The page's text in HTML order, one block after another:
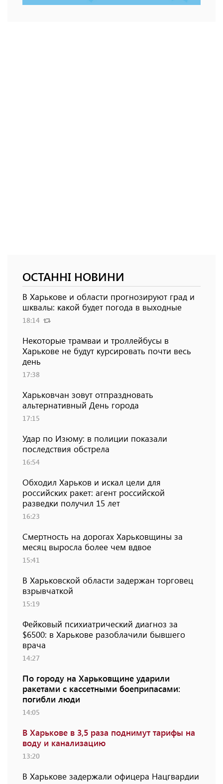
ОСТАННІ НОВИНИ
В Харькове и области прогнозируют град и
шквалы: какой будет погода в выходные
18:14
Некоторые трамваи и троллейбусы в
Харькове не будут курсировать почти весь
день
17:38
Харьковчан зовут отпраздновать
альтернативный День города
17:15
Удар по Изюму: в полиции показали
последствия обстрела
16:54
Обходил Харьков и искал цели для
российских ракет: агент российской
разведки получил 15 лет
16:23
Смертность на дорогах Харьковщины за
месяц выросла более чем вдвое
15:41
В Харьковской области задержан торговец
взрывчаткой
15:19
Фейковый психиатрический диагноз за
$6500: в Харькове разоблачили бывшего
врача
14:27
По городу на Харьковщине ударили
ракетами с кассетными боеприпасами:
погибли люди
14:05
В Харькове в 3,5 раза поднимут тарифы на
воду и канализацию
13:20
В Харькове задержали офицера Нацгвардии